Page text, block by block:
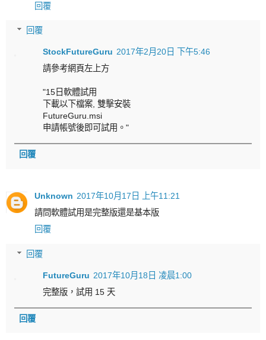
回覆
回覆
StockFutureGuru 2017年2月20日 下午5:46
請參考網頁左上方
"15日軟體試用
下載以下檔案, 雙擊安裝
FutureGuru.msi
申請帳號後即可試用。"
回覆
Unknown 2017年10月17日 上午11:21
請問軟體試用是完整版還是基本版
回覆
回覆
FutureGuru 2017年10月18日 凌晨1:00
完整版，試用 15 天
回覆